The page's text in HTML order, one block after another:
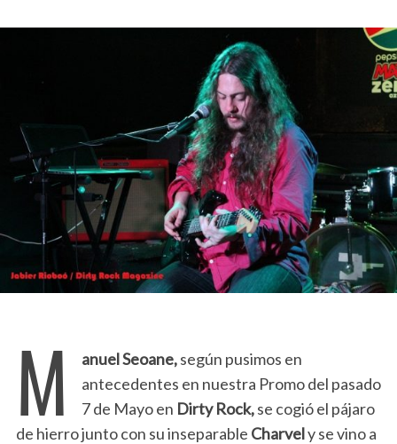
M anuel Seoane,según pusimos en
antecedentes en nuestra Promo del pasado
7 de Mayo en Dirty Rock,se cogió el pájaro
de hierro junto con su inseparable Charvely se vino a